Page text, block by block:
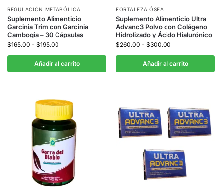
REGULACIÓN METABÓLICA
Suplemento Alimenticio
Garcinia Trim con Garcinia
Cambogia – 30 Cápsulas
$165.00 - $195.00
Añadir al carrito
FORTALEZA ÓSEA
Suplemento Alimenticio Ultra
Advanc3 Polvo con Colágeno
Hidrolizado y Ácido Hialurónico
$260.00 - $300.00
Añadir al carrito